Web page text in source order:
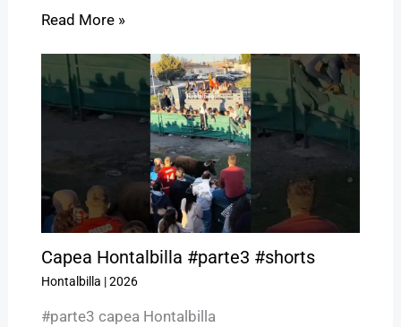
Read More »
Capea Hontalbilla #parte3 #shorts
Hontalbilla |2026
#parte3 capea Hontalbilla